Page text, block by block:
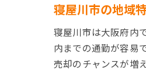
寝屋川市の地域
寝屋川市は大阪府内
内までの通勤が容易
売却のチャンスが増